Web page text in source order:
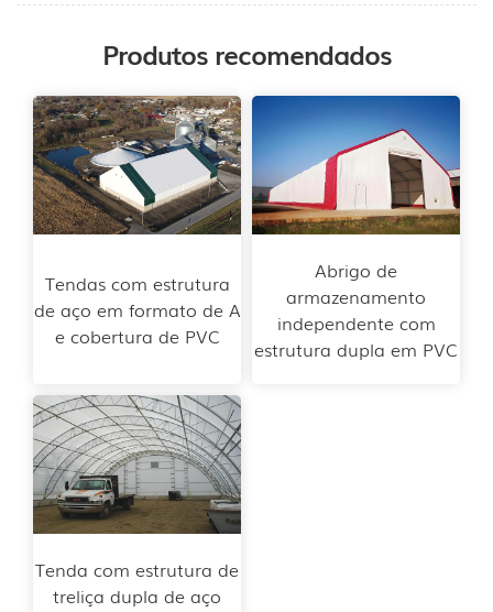
Produtos recomendados
Tendas com estrutura
de aço em formato de A
e cobertura de PVC
Abrigo de
armazenamento
independente com
estrutura dupla em PVC
Tenda com estrutura de
treliça dupla de aço